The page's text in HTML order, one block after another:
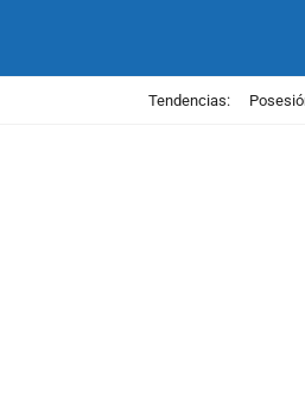
Tendencias: